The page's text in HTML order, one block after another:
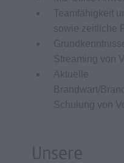
Teamfähigkeit
sowie zeitliche
Streaming von
Aktuelle
Brandwart/
Schulung von
Unsere